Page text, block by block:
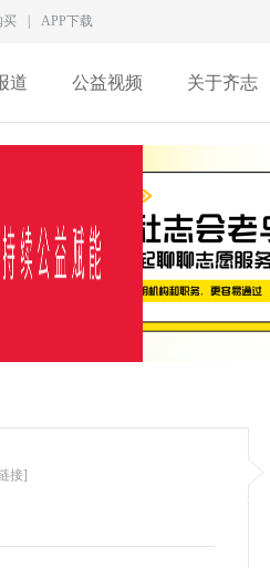
买 APP下载
道 公益视频 关于齐志
1 102
接]